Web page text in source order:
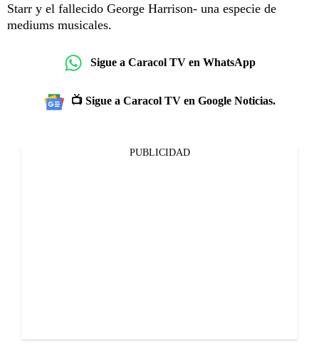
Starr y el fallecido George Harrison- una especie de
mediums musicales.
Sigue a Caracol TV en WhatsApp
📺 Sigue a Caracol TV en Google Noticias.
PUBLICIDAD